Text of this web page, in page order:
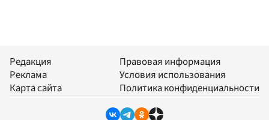
Редакция
Реклама
Карта сайта
Правовая информация
Условия использования
Политика конфиденциальности